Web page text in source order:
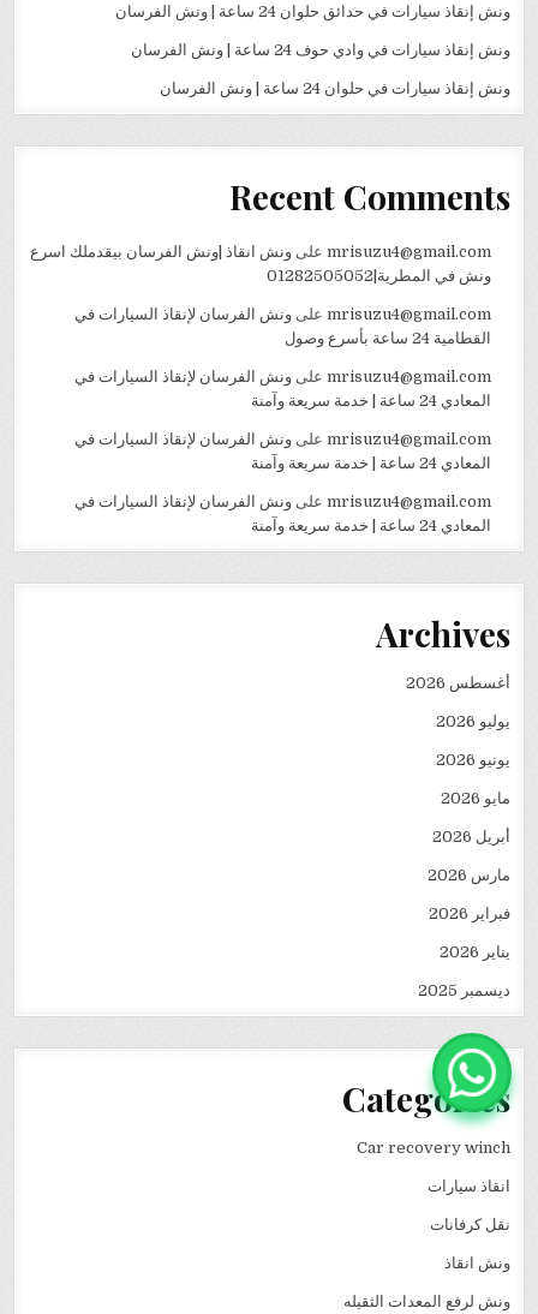
ونش إنقاذ سيارات في حدائق حلوان 24 ساعة | ونش الفرسان
ونش إنقاذ سيارات في وادي حوف 24 ساعة | ونش الفرسان
ونش إنقاذ سيارات في حلوان 24 ساعة | ونش الفرسان
Recent Comments
mrisuzu4@gmail.comعلى ونش انقاذ |ونش الفرسان بيقدملك اسرع
ونش في المطرية|01282505052
mrisuzu4@gmail.comعلى ونش الفرسان لإنقاذ السيارات في
القطامية 24 ساعة بأسرع وصول
mrisuzu4@gmail.comعلى ونش الفرسان لإنقاذ السيارات في
المعادي 24 ساعة | خدمة سريعة وآمنة
mrisuzu4@gmail.comعلى ونش الفرسان لإنقاذ السيارات في
المعادي 24 ساعة | خدمة سريعة وآمنة
mrisuzu4@gmail.comعلى ونش الفرسان لإنقاذ السيارات في
المعادي 24 ساعة | خدمة سريعة وآمنة
Archives
أغسطس 2026
يوليو 2026
يونيو 2026
مايو 2026
أبريل 2026
مارس 2026
فبراير 2026
يناير 2026
ديسمبر 2025
Categories
Car recovery winch
انقاذ سيارات
نقل كرفانات
ونش انقاذ
ونش لرفع المعدات الثقيله